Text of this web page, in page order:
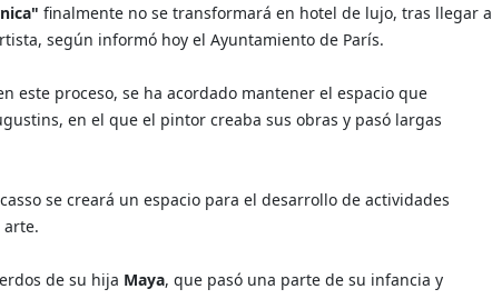
finalmente no se transformará en hotel de lujo, tras llegar a
según informó hoy el Ayuntamiento de París.
este proceso, se ha acordado mantener el espacio que
en el que el pintor creaba sus obras y pasó largas
se creará un espacio para el desarrollo de actividades
arte.
de su hija Maya, que pasó una parte de su infancia y